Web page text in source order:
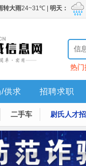
信
热门
供求 招聘求职
二手车 尉氏人才